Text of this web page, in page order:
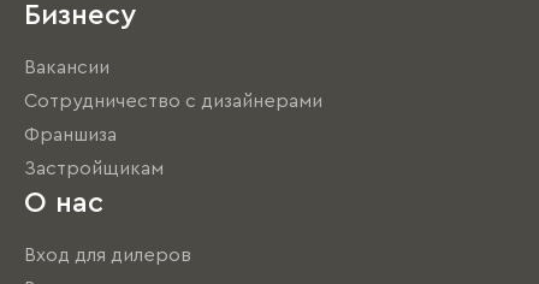
Бизнесу
Вакансии
Сотрудничество с дизайнерами
Франшиза
Застройщикам
О нас
Вход для дилеров